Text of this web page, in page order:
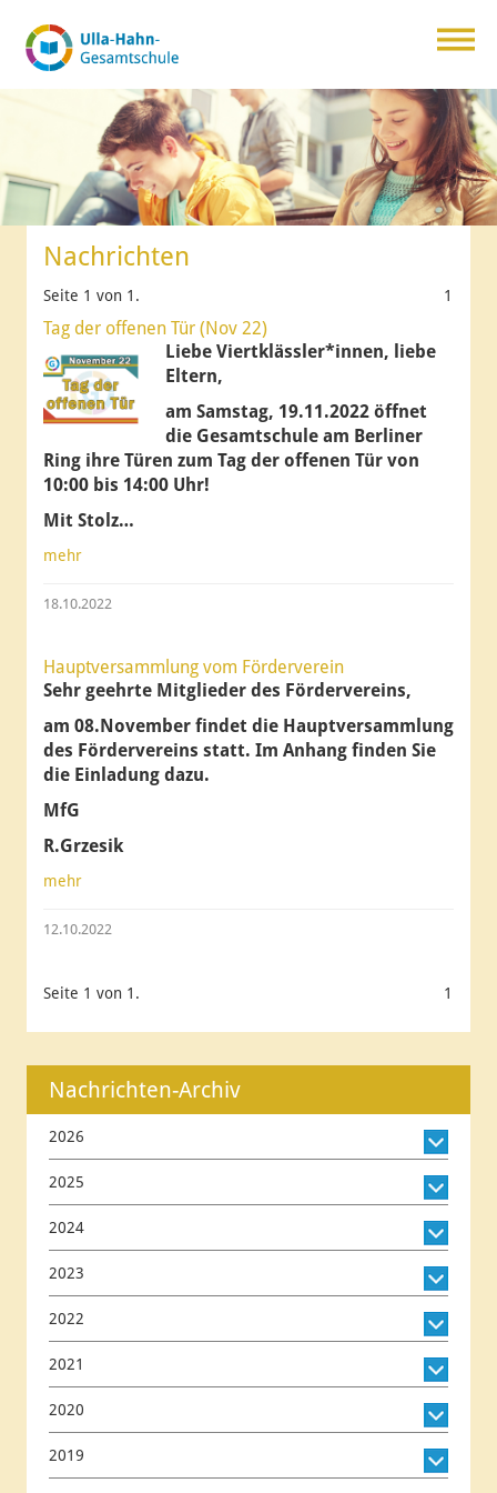
Nachrichten
Seite 1 von 1. 1
Tag der offenen Tür (Nov 22)
Liebe Viertklässler*innen, liebe
Eltern,
am Samstag, 19.11.2022 öffnet
die Gesamtschule am Berliner
Ring ihre Türen zum Tag der offenen Tür von
10:00 bis 14:00 Uhr!
Mit Stolz…
mehr
18.10.2022
Hauptversammlung vom Förderverein
Sehr geehrte Mitglieder des Fördervereins,
am 08.November findet die Hauptversammlung
des Fördervereins statt. Im Anhang finden Sie
die Einladung dazu.
MfG
R.Grzesik
mehr
12.10.2022
Seite 1 von 1. 1
Nachrichten-Archiv
2026
2025
2024
2023
2022
2021
2020
2019